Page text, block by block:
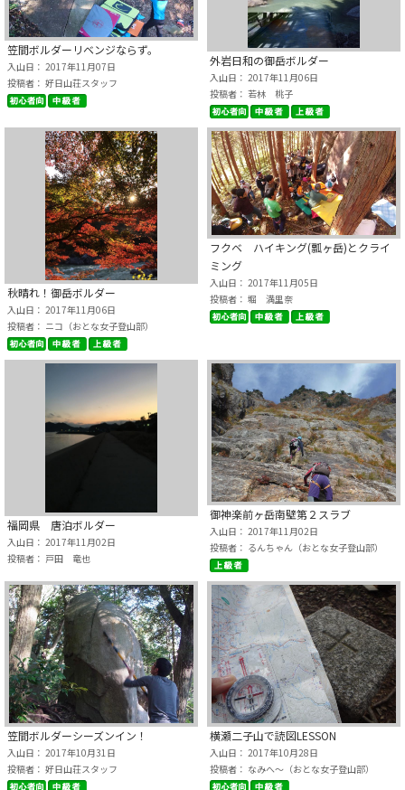
笠間ボルダーリベンジならず。
入山日： 2017年11月07日
投稿者： 好日山荘スタッフ
外岩日和の御岳ボルダー
入山日： 2017年11月06日
投稿者： 若林 桃子
秋晴れ！御岳ボルダー
入山日： 2017年11月06日
投稿者： ニコ（おとな女子登山部）
フクベ ハイキング(瓢ヶ岳)とクライ
ミング
入山日： 2017年11月05日
投稿者： 堀 満里奈
福岡県 唐泊ボルダー
入山日： 2017年11月02日
投稿者： 戸田 竜也
御神楽前ヶ岳南壁第２スラブ
入山日： 2017年11月02日
投稿者： るんちゃん（おとな女子登山部）
笠間ボルダーシーズンイン！
入山日： 2017年10月31日
投稿者： 好日山荘スタッフ
横瀬二子山で読図LESSON
入山日： 2017年10月28日
投稿者： なみへ～（おとな女子登山部）